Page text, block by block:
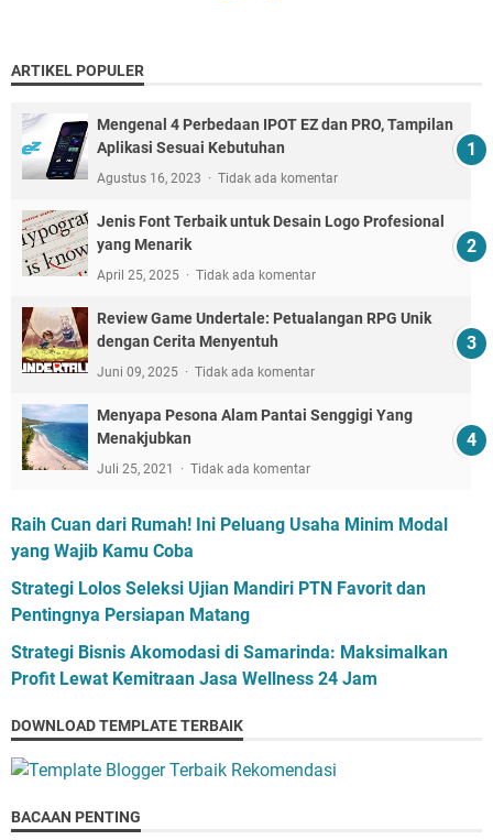
ARTIKEL POPULER
Mengenal 4 Perbedaan IPOT EZ dan PRO, Tampilan
Aplikasi Sesuai Kebutuhan
Agustus 16, 2023 Tidak ada komentar
Jenis Font Terbaik untuk Desain Logo Profesional
yang Menarik
April 25, 2025 Tidak ada komentar
Review Game Undertale: Petualangan RPG Unik
dengan Cerita Menyentuh
Juni 09, 2025 Tidak ada komentar
Menyapa Pesona Alam Pantai Senggigi Yang
Menakjubkan
Juli 25, 2021 Tidak ada komentar
Raih Cuan dari Rumah! Ini Peluang Usaha Minim Modal
yang Wajib Kamu Coba
Strategi Lolos Seleksi Ujian Mandiri PTN Favorit dan
Pentingnya Persiapan Matang
Strategi Bisnis Akomodasi di Samarinda: Maksimalkan
Profit Lewat Kemitraan Jasa Wellness 24 Jam
DOWNLOAD TEMPLATE TERBAIK
BACAAN PENTING